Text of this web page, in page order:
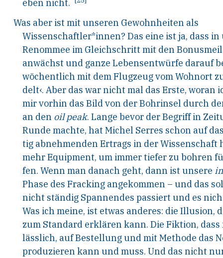
eben nicht.
Was aber ist mit unseren Gewohnheiten als
Wissenschaftler*innen? Das eine ist ja, dass
Renommee im Gleichschritt mit den
anwächst und ganze Lebensentwürfe darauf
wöchentlich mit dem Flugzeug vom Wohnort
delt‹. Aber das war nicht mal das Erste, woran
mir vorhin das Bild von der Bohrinsel durch
an den oil peak. Lange bevor der Begriff in
Runde machte, hat Michel Serres schon auf
tig abnehmenden Ertrags in der Wissenschaft
mehr Equipment, um immer tiefer zu bohren
fen. Wenn man danach geht, dann ist unsere
Phase des Fracking angekommen – und das
nicht ständig Spannendes passiert und es
Was ich meine, ist etwas anderes: die Illusion,
zum Standard erklären kann. Die Fiktion,
lässlich, auf Bestellung und mit Methode das
produzieren kann und muss. Und das nicht